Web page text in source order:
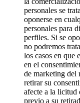
personales se
oponerse en
personales para
perfiles. Si se
no podremos
los casos en que
en el
de marketing del
retirar su
afecte a la licitud
previo a su